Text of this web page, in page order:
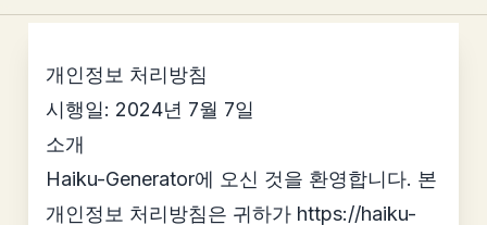
개인정보 처리방침
시행일: 2024년 7월 7일
소개
Haiku-Generator에 오신 것을 환영합니다. 본
개인정보 처리방침은 귀하가 https://haiku-